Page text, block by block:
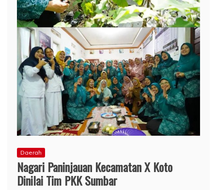
Daerah
Nagari Paninjauan Kecamatan X Koto
Dinilai Tim PKK Sumbar